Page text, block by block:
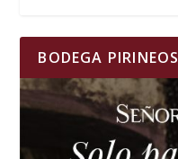
BODEGA PIRINEOS